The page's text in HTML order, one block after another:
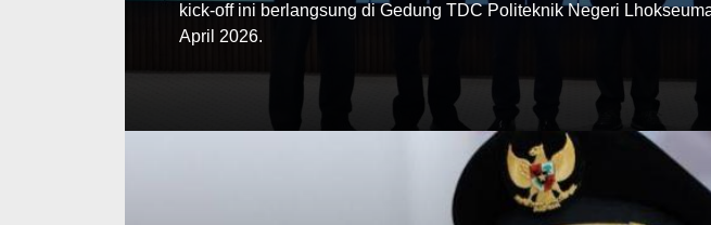
kick-off ini berlangsung di Gedung TDC Politeknik Negeri
April 2026.